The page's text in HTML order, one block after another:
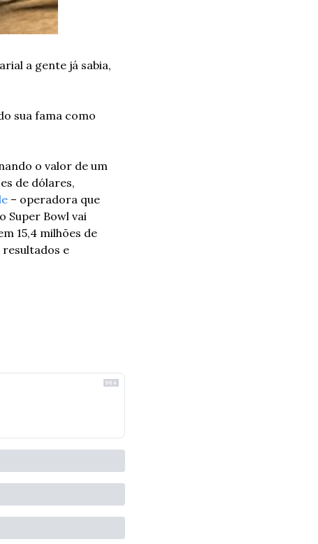
a gente já sabia,
sua fama como
o valor de um
de dólares,
– operadora que
Super Bowl vai
15,4 milhões de
resultados e